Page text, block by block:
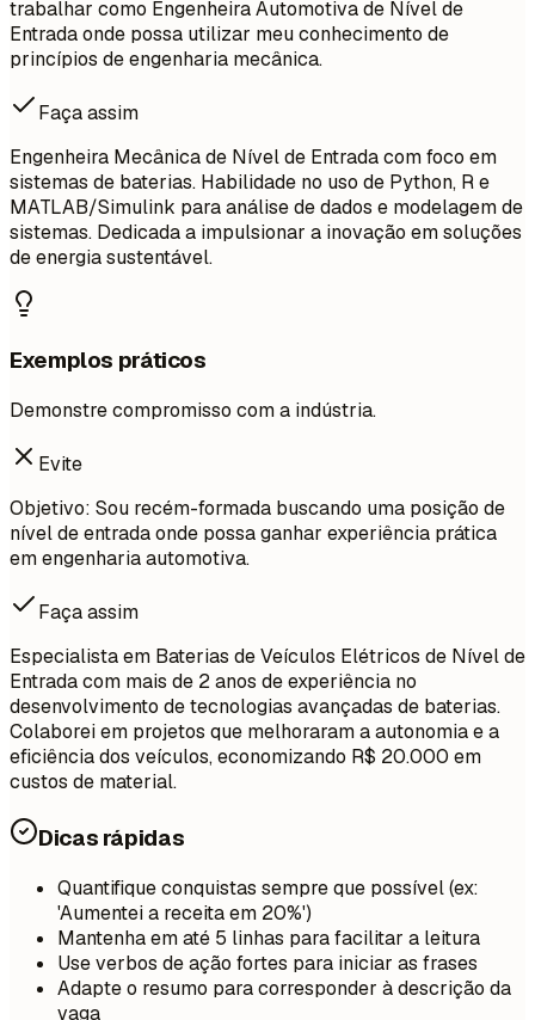
trabalhar como Engenheira Automotiva de Nível de
Entrada onde possa utilizar meu conhecimento de
princípios de engenharia mecânica.
Faça assim
Engenheira Mecânica de Nível de Entrada com foco em
sistemas de baterias. Habilidade no uso de Python, R e
MATLAB/Simulink para análise de dados e modelagem de
sistemas. Dedicada a impulsionar a inovação em soluções
de energia sustentável.
Exemplos práticos
Demonstre compromisso com a indústria.
Evite
Objetivo: Sou recém-formada buscando uma posição de
nível de entrada onde possa ganhar experiência prática
em engenharia automotiva.
Faça assim
Especialista em Baterias de Veículos Elétricos de Nível de
Entrada com mais de 2 anos de experiência no
desenvolvimento de tecnologias avançadas de baterias.
Colaborei em projetos que melhoraram a autonomia e a
eficiência dos veículos, economizando R$ 20.000 em
custos de material.
Dicas rápidas
Quantifique conquistas sempre que possível (ex:
'Aumentei a receita em 20%')
Mantenha em até 5 linhas para facilitar a leitura
Use verbos de ação fortes para iniciar as frases
Adapte o resumo para corresponder à descrição da
vaga